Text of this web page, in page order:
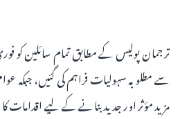
ترجمان پولیس کے مطابق تمام سائلین کو
سے مطلوبہ سہولیات فراہم کی گئیں،
مزید مؤثر اور جدید بنانے کے لیے